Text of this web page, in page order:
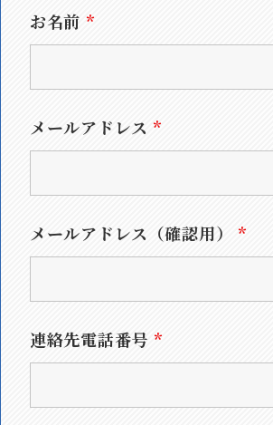
お名前 *
メールアドレス *
メールアドレス（確認用） *
連絡先電話番号 *